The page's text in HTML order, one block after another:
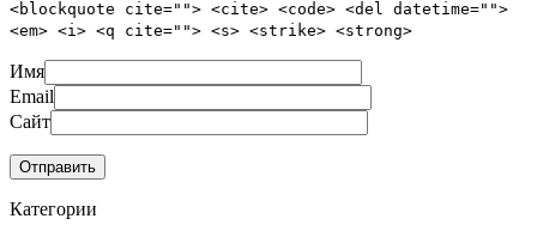
<blockquote cite=""> <cite> <code> <del datetime="">
<em> <i> <q cite=""> <s> <strike> <strong>
Имя
Email
Сайт
Категории